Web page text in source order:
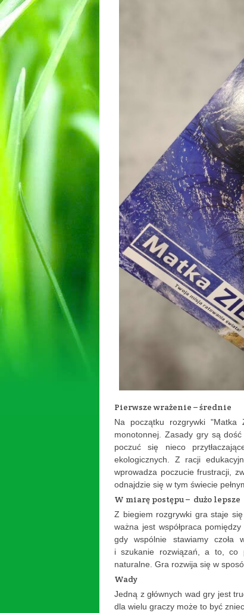
Pierwsze wrażenie – średnie
Na początku rozgrywki
monotonnej. Zasady gry są
poczuć się nieco
ekologicznych. Z racji
wprowadza poczucie frustracji,
odnajdzie się w tym świecie
W miarę postępu – dużo lepsze
Z biegiem rozgrywki gra staje
ważna jest współpraca
gdy wspólnie stawiamy czoła
i szukanie rozwiązań, a to, co
naturalne. Gra rozwija się w
Wady
Jedną z głównych wad gry jest
dla wielu graczy może to być